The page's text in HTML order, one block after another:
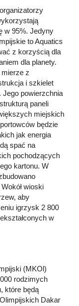
w 95%. Jedyny
to Aquatics
z korzyścią dla
dla planety.
mierze z
i szkielet
Jego powierzchnia
paneli
miejskich
będzie
jak energia
spać na
pochodzących
kartonu. W
wioski
aby
igrzysk 2 800
w
(MKOl)
rodzimych
które będą
Dakar